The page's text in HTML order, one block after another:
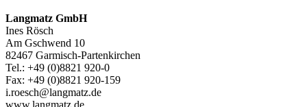
Langmatz GmbH
Ines Rösch
Am Gschwend 10
82467 Garmisch-Partenkirchen
Tel.: +49 (0)8821 920-0
Fax: +49 (0)8821 920-159
i.roesch@langmatz.de
www.langmatz.de